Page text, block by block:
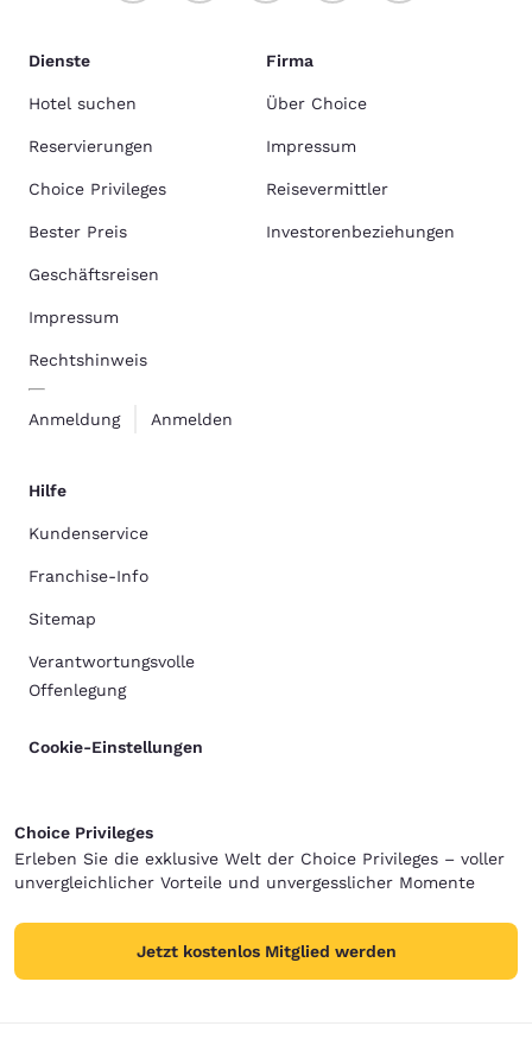
Dienste
Hotel suchen
Reservierungen
Choice Privileges
Bester Preis
Geschäftsreisen
Impressum
Rechtshinweis
Anmeldung Anmelden
Firma
Über Choice
Impressum
Reisevermittler
Investorenbeziehungen
Hilfe
Kundenservice
Franchise-Info
Sitemap
Verantwortungsvolle
Offenlegung
Cookie-Einstellungen
Choice Privileges
Erleben Sie die exklusive Welt der Choice Privileges – voller
unvergleichlicher Vorteile und unvergesslicher Momente
Jetzt kostenlos Mitglied werden